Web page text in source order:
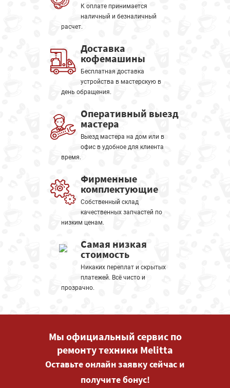
К оплате принимается
наличный и безналичный
расчет.
Доставка
кофемашины
Бесплатная доставка
устройства в мастерскую в
день обращения.
Оперативный выезд
мастера
Выезд мастера на дом или в
офис в удобное для клиента
время.
Фирменные
комплектующие
Собственный склад
качественных запчастей по
низким ценам.
Самая низкая
стоимость
Никаких переплат и скрытых
платежей. Всё чисто и
прозрачно.
Мы официальный сервис по
ремонту техники Melitta
Оставьте онлайн заявку сейчас и
получите бонус!